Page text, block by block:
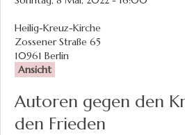
Heilig-Kreuz-Kirche
Zossener Straße 65
10961 Berlin
Ansicht
Autoren gegen den
den Frieden